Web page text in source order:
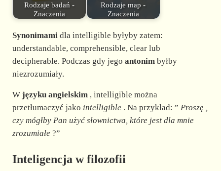
Rodzaje badań -
Znaczenia
Rodzaje map -
Znaczenia
Synonimamidla intelligible byłyby zatem:
understandable, comprehensible, clear lub
decipherable. Podczas gdy jego antonimbyłby
niezrozumiały.
W języku angielskim, intelligible można
przetłumaczyć jako intelligible . Na przykład: ” Proszę ,
czy mógłby Pan użyć słownictwa, które jest dla mnie
zrozumiałe ?”
Inteligencja w filozofii